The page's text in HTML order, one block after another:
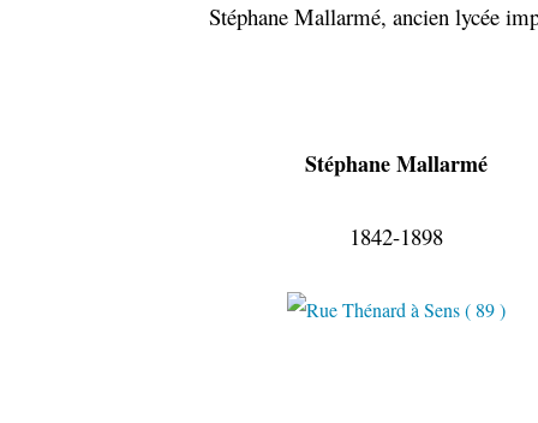
Stéphane Mallarmé, ancien lycée
Stéphane Mallarmé
1842-1898